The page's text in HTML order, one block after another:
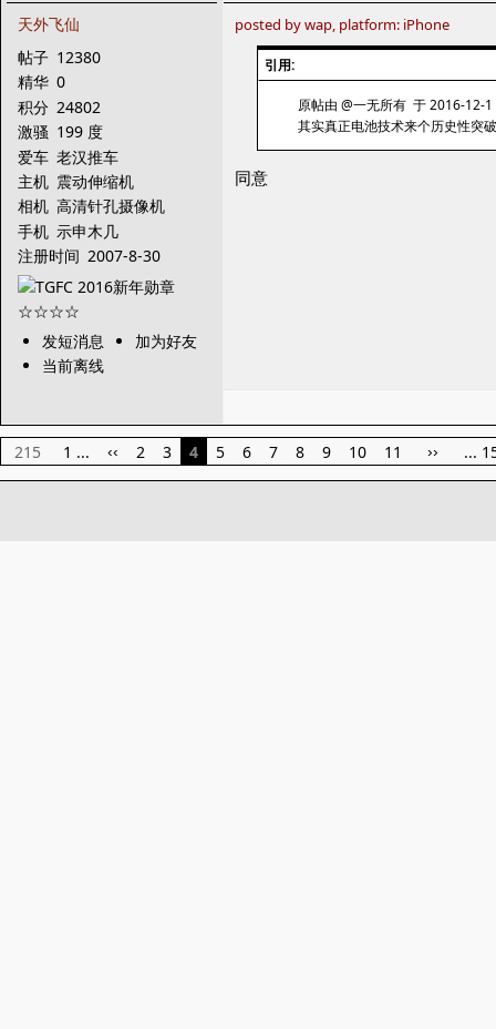
天外飞仙
帖子 12380
精华 0
积分 24802
激骚 199 度
爱车 老汉推车
主机 震动伸缩机
相机 高清针孔摄像机
手机 示申木几
注册时间 2007-8-30
发短消息
加为好友
当前离线
posted by wap, platform: iPhone
引用:
原帖由 @一无所有 于 2016-12-
其实真正电池技术来个历史性突
同意
215 1 ... ‹‹ 2 3 4 5 6 7 8 9 10 11 ›› ...